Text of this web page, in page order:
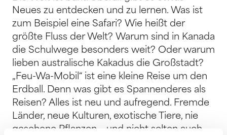
Neues zu entdecken und zu lernen. Was ist
zum Beispiel eine Safari? Wie heißt der
größte Fluss der Welt? Warum sind in Kanada
die Schulwege besonders weit? Oder warum
lieben australische Kakadus die Großstadt?
„Feu-Wa-Mobil“ ist eine kleine Reise um den
Erdball. Denn was gibt es Spannenderes als
Reisen? Alles ist neu und aufregend. Fremde
Länder, neue Kulturen, exotische Tiere, nie
gesehene Pflanzen – und nicht selten auch